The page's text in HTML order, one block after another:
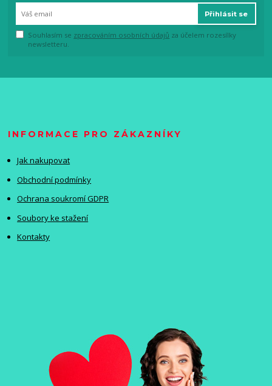
Přihlásit se
Souhlasím se zpracováním osobních údajů za účelem rozesílky
newsletteru.
INFORMACE PRO ZÁKAZNÍKY
Jak nakupovat
Obchodní podmínky
Ochrana soukromí GDPR
Soubory ke stažení
Kontakty